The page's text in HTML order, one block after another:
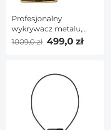
Profesjonalny
wykrywacz metalu,
wysokowydajny
wyświetlaczem LCD,
wykrywanie
1009,0 zł 499,0 zł